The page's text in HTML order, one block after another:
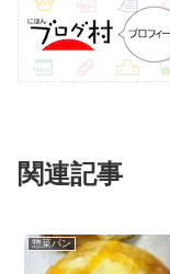
関連記事
惣菜パン